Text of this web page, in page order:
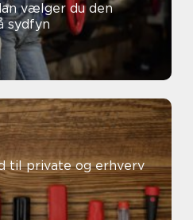
sydfyn
til private og erhverv